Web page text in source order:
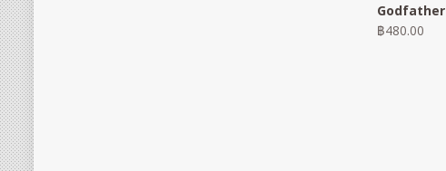
Godfather
฿480.00